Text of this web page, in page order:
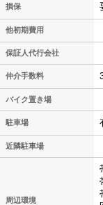
損保
他初期費用
保証人代行会社
仲介手数料
バイク置き場
駐車場
近隣駐車場
周辺環境